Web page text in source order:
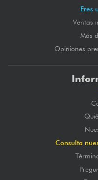
Eres
Ventas
Más
Opiniones
Consulta